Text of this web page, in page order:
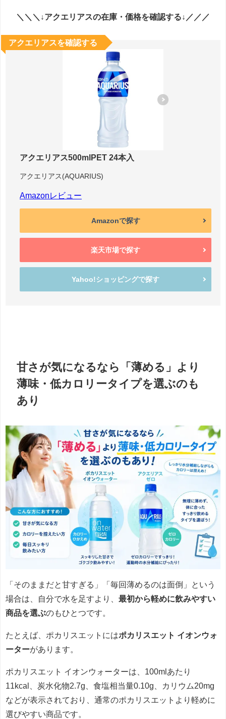
＼＼＼↓アクエリアスの在庫・価格を確認する↓／／／
アクエリアス500mlPET 24本入
アクエリアス(AQUARIUS)
Amazonレビュー
Amazonで探す
楽天市場で探す
Yahoo!ショッピングで探す
アクエリアスを確認する
甘さが気になるなら「薄める」より
薄味・低カロリータイプを選ぶのも
あり
「そのままだと甘すぎる」「毎回薄めるのは面倒」という
場合は、自分で水を足すより、 最初から軽めに飲みやすい
商品を選ぶのもひとつです。
たとえば、ポカリスエットにはポカリスエット イオンウォ
ーターがあります。
ポカリスエット イオンウォーターは、100mlあたり
11kcal、炭水化物2.7g、食塩相当量0.10g、カリウム20mg
などが表示されており、通常のポカリスエットより軽めに
選びやすい商品です。